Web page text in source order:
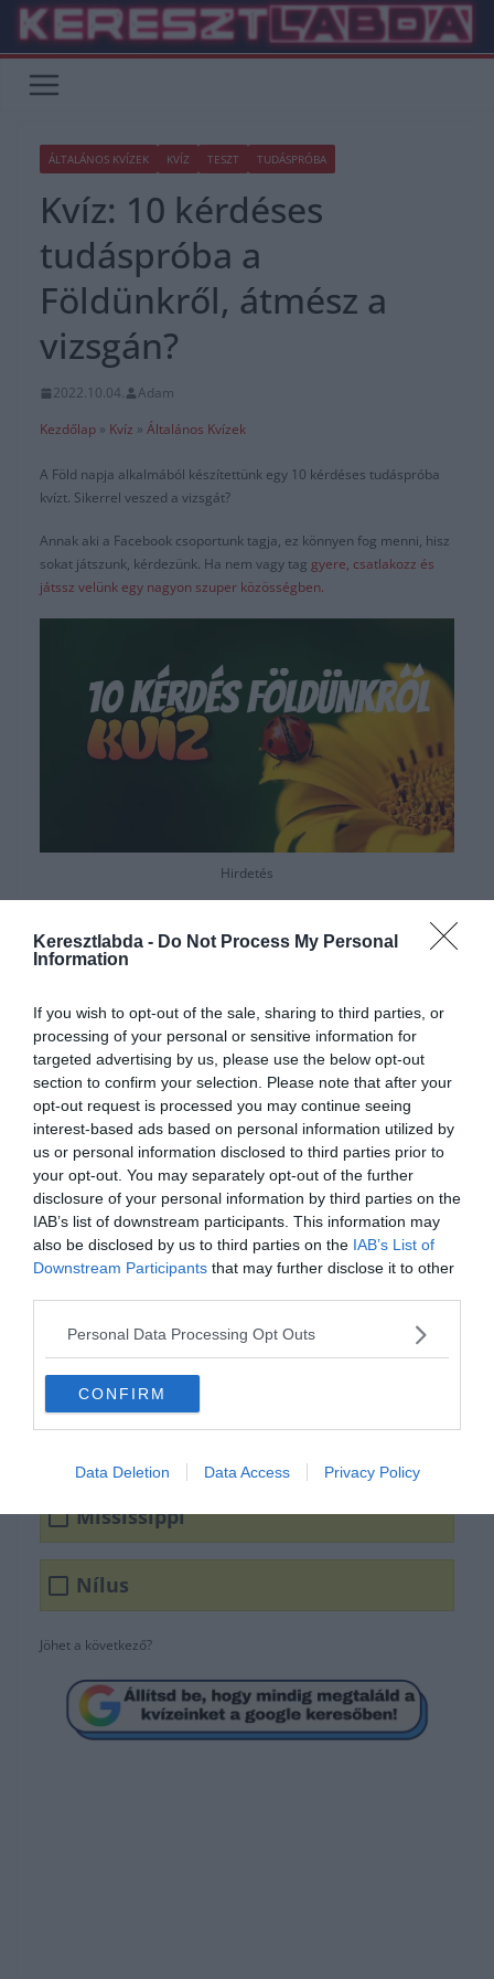
Keresztlabda - Do Not Process My Personal
Information
If you wish to opt-out of the sale, sharing to third parties, or
processing of your personal or sensitive information for
targeted advertising by us, please use the below opt-out
section to confirm your selection. Please note that after your
opt-out request is processed you may continue seeing
interest-based ads based on personal information utilized by
us or personal information disclosed to third parties prior to
your opt-out. You may separately opt-out of the further
disclosure of your personal information by third parties on the
IAB’s list of downstream participants. This information may
also be disclosed by us to third parties on the IAB’s List of
Downstream Participants that may further disclose it to other
Personal Data Processing Opt Outs
CONFIRM
Data Deletion Data Access Privacy Policy
Skip
content
ÁLTALÁNOS KVÍZEK KVÍZ TESZT TUDÁSPRÓBA
Kvíz: 10 kérdéses
tudáspróba a
Földünkről, átmész a
vizsgán?
2022.10.04.
Adam
Kezdőlap » Kvíz » Általános Kvízek
A Föld napja alkalmából készítettünk egy 10 kérdéses tudáspróba
kvízt. Sikerrel veszed a vizsgát?
Annak aki a Facebook csoportunk tagja, ez könnyen fog menni, hisz
sokat játszunk, kérdezünk. Ha nem vagy tag gyere, csatlakozz és
játssz velünk egy nagyon szuper közösségben.
Hirdetés
Készen állsz?
0%
Melyik a Föld legnagyobb
vízhozamú (m³/s
lefolyású) folyója?
Mississippi
Nílus
Jöhet a következő?